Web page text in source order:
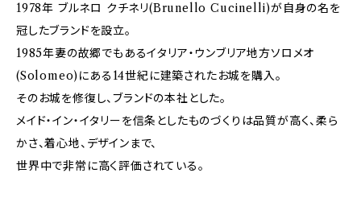
1978年 ブルネロ クチネリ(Brunello Cucinelli)が自身の名を
冠したブランドを設立。
1985年妻の故郷でもあるイタリア・ウンブリア地方ソロメオ
(Solomeo)にある14世紀に建築されたお城を購入。
そのお城を修復し、ブランドの本社とした。
メイド・イン・イタリーを信条としたものづくりは品質が高く、柔ら
かさ、着心地、デザインまで、
世界中で非常に高く評価されている。